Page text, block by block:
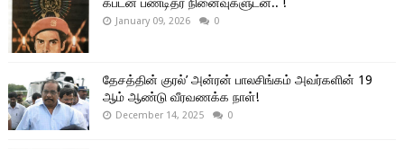
January 09, 2026 0
தேசத்தின் குரல்’ அன்ரன் பாலசிங்கம் அவர்களின் 19
ஆம் ஆண்டு வீரவணக்க நாள்!
December 14, 2025 0